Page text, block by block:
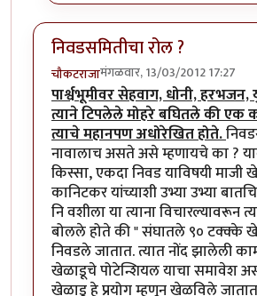
निवडसमितीचा रोल ?
चौकटराजामंगळवार, 13/03/2012 17:27
पार्श्वभूमीवर सेहवाग, धोनी,
त्याने टिपलेले मोहरे बघितले की एक
त्याचे महानपण अधोरेखित होते.
नावालाच असते असे म्हणायचे का ?
किस्सा, एकदा निवड याविषयी माजी
कानिटकर यांच्याशी उभ्या उभ्या
नि वशीला या त्याना विचारल्यावरून
बोलले होते की " संघातले ९० टक्क्के
निवडले जातात. त्यात नोंद झालेली
खेळाडूचे पोटेन्शियल याचा समावेश
खेळाडू हे प्रयोग म्हणून खेळविले